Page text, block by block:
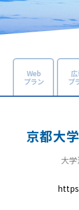
Web
プラン
プ
京都大
大